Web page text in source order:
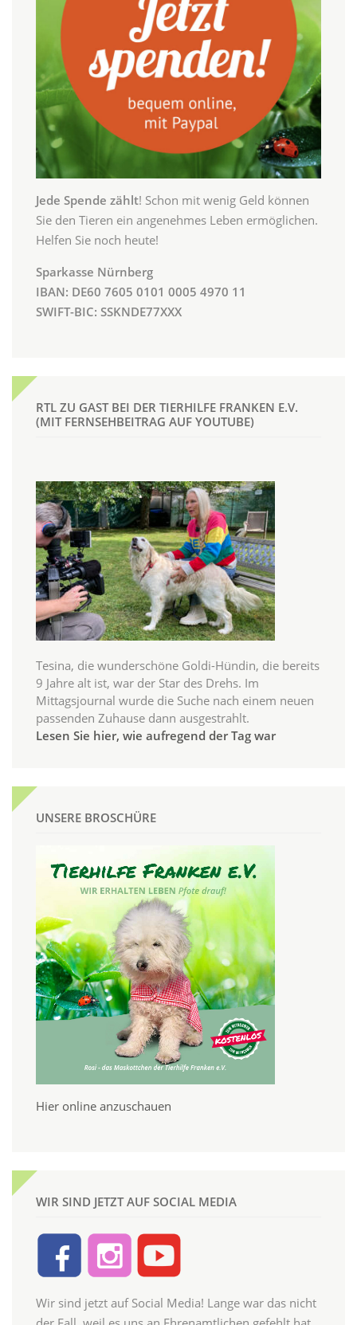
Jede Spende zählt! Schon mit wenig Geld können
Sie den Tieren ein angenehmes Leben ermöglichen.
Helfen Sie noch heute!
Sparkasse Nürnberg
IBAN: DE60 7605 0101 0005 4970 11
SWIFT-BIC: SSKNDE77XXX
RTL ZU GAST BEI DER TIERHILFE FRANKEN E.V.
(MIT FERNSEHBEITRAG AUF YOUTUBE)
Tesina, die wunderschöne Goldi-Hündin, die bereits
9 Jahre alt ist, war der Star des Drehs. Im
Mittagsjournal wurde die Suche nach einem neuen
passenden Zuhause dann ausgestrahlt.
Lesen Sie hier, wie aufregend der Tag war
UNSERE BROSCHÜRE
Hier online anzuschauen
WIR SIND JETZT AUF SOCIAL MEDIA
Wir sind jetzt auf Social Media! Lange war das nicht